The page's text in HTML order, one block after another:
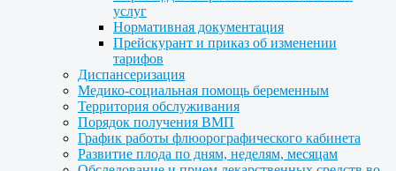
услуг
Нормативная документация
Прейскурант и приказ об изменении
тарифов
Диспансеризация
Медико-социальная помощь беременным
Территория обслуживания
Порядок получения ВМП
График работы флюорографического кабинета
Развитие плода по дням, неделям, месяцам